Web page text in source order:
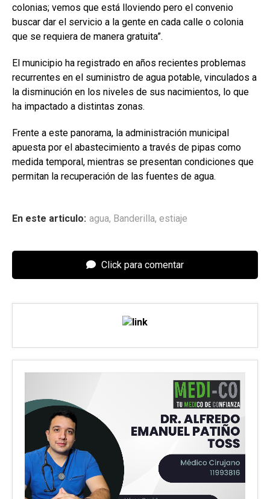
colonias; vemos que está lloviendo pero el convenio
buscar dar el servicio a la gente en cada calle o colonia
que se requiera de manera gratuita”.
El municipio ha registrado en años recientes problemas
recurrentes en el suministro de agua potable, vinculados a
la disminución en los niveles de sus nacimientos, lo que
ha impactado a distintas zonas.
Frente a este panorama, la administración municipal
apuesta por el abastecimiento a través de pipas como
medida temporal, mientras se presentan condiciones que
permitan la recuperación de las fuentes de agua.
En este articulo: agua, Banderilla, estiaje
Click para comentar